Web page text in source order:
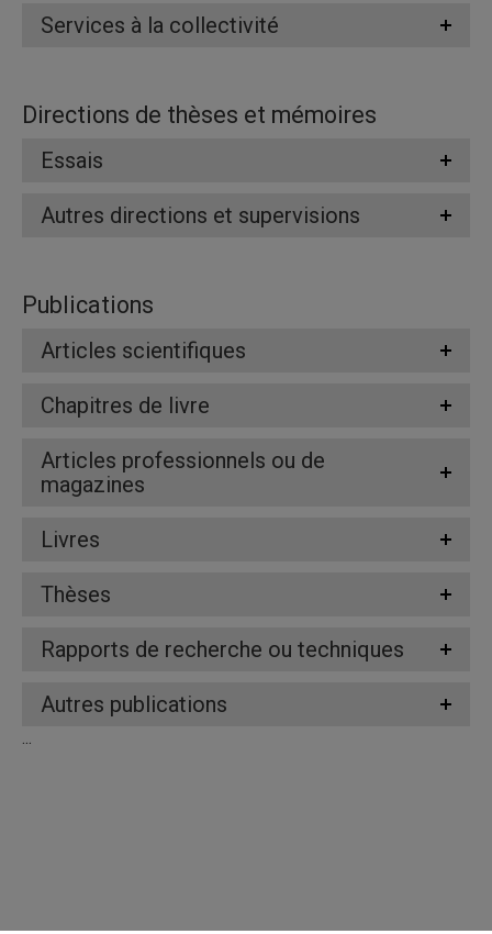
Services à la collectivité
Directions de thèses et mémoires
Essais
Autres directions et supervisions
Publications
Articles scientifiques
Chapitres de livre
Articles professionnels ou de
magazines
Livres
Thèses
Rapports de recherche ou techniques
Autres publications
...